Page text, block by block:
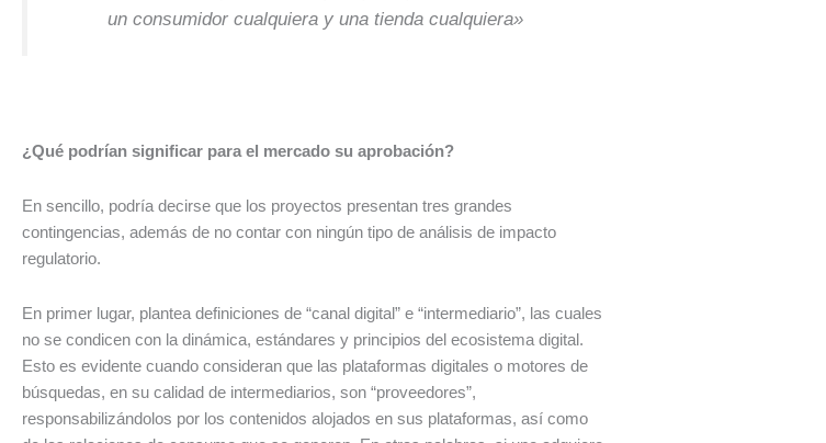
un consumidor cualquiera y una tienda cualquiera»
¿Qué podrían significar para el mercado su aprobación?
En sencillo, podría decirse que los proyectos presentan tres grandes
contingencias, además de no contar con ningún tipo de análisis de impacto
regulatorio.
En primer lugar, plantea definiciones de “canal digital” e “intermediario”, las cuales
no se condicen con la dinámica, estándares y principios del ecosistema digital.
Esto es evidente cuando consideran que las plataformas digitales o motores de
búsquedas, en su calidad de intermediarios, son “proveedores”,
responsabilizándolos por los contenidos alojados en sus plataformas, así como